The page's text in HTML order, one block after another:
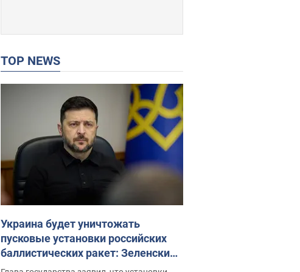
TOP NEWS
Украина будет уничтожать
пусковые установки российских
баллистических ракет: Зеленский
провел заседание СНБО